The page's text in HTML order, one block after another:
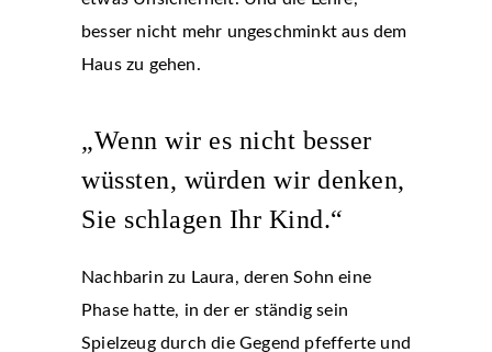
besser nicht mehr ungeschminkt aus dem
Haus zu gehen.
„Wenn wir es nicht besser
wüssten, würden wir denken,
Sie schlagen Ihr Kind.“
Nachbarin zu Laura, deren Sohn eine
Phase hatte, in der er ständig sein
Spielzeug durch die Gegend pfefferte und